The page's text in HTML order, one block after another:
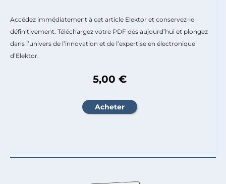
Accédez immédiatement à cet article Elektor et conservez-le
définitivement. Téléchargez votre PDF dès aujourd’hui et plongez
dans l’univers de l’innovation et de l’expertise en électronique
d’Elektor.
5,00 €